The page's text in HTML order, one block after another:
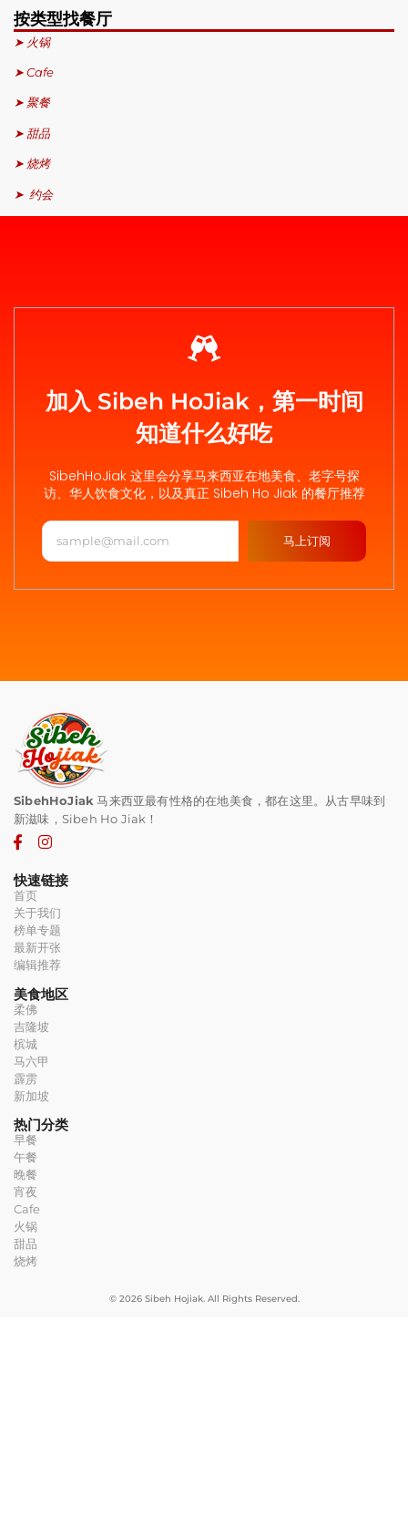
按类型找餐厅
➤ 火锅
➤ Cafe
➤ 聚餐
➤ 甜品
➤ 烧烤
➤ 约会
加入 Sibeh HoJiak，第一时间
知道什么好吃
SibehHoJiak 这里会分享马来西亚在地美食、老字号探
访、华人饮食文化，以及真正 Sibeh Ho Jiak 的餐厅推荐
马上订阅
SibehHoJiak马来西亚最有性格的在地美食，都在这里。从古早味到
新滋味，Sibeh Ho Jiak！
快速链接
首页
关于我们
榜单专题
最新开张
编辑推荐
美食地区
柔佛
吉隆坡
槟城
马六甲
霹雳
新加坡
热门分类
早餐
午餐
晚餐
宵夜
Cafe
火锅
甜品
烧烤
© 2026 Sibeh Hojiak. All Rights Reserved.